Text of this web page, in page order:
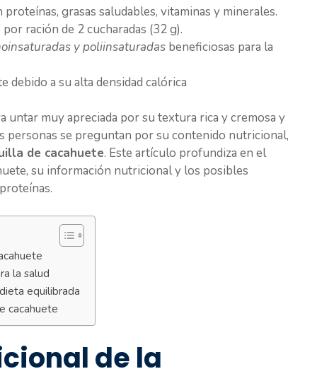
grasas saludables, vitaminas y minerales.
ración de 2 cucharadas (32 g).
y poliinsaturadas beneficiosas para la
debido a su alta densidad calórica
untar muy apreciada por su textura rica y cremosa y
personas se preguntan por su contenido nutricional,
de cacahuete. Este artículo profundiza en el
su información nutricional y los posibles
la salud
equilibrada
cacahuete
de la